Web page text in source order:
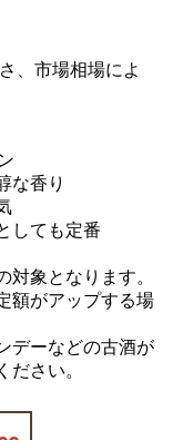
、市場相場によ
な香り
しても定番
象となります。
額がアップする場
デーなどの古酒が
ださい。